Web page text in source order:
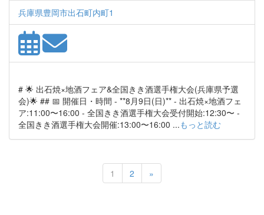
兵庫県豊岡市出石町内町1
# 🌟 出石焼×地酒フェア&全国きき酒選手権大会(兵庫県予選
会)🌟 ## 📅 開催日・時間 - **8月9日(日)** - 出石焼×地酒フェ
ア:11:00〜16:00 - 全国きき酒選手権大会受付開始:12:30〜 -
全国きき酒選手権大会開催:13:00〜16:00 ...もっと読む
1 2 »